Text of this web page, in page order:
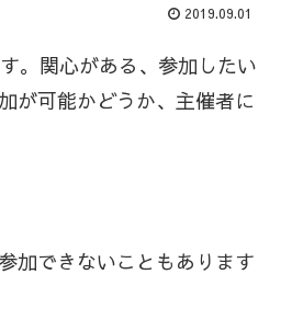
2019.09.01
。関心がある、参加したい
が可能かどうか、主催者に
加できないこともあります